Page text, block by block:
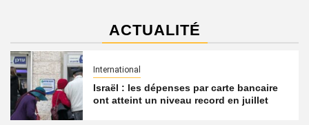
ACTUALITÉ
International
Israël : les dépenses par carte bancaire
ont atteint un niveau record en juillet